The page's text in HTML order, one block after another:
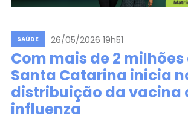
SAÚDE 26/05/2026 19h51
Com mais de 2 milhões
Santa Catarina inicia
distribuição da vacina
influenza